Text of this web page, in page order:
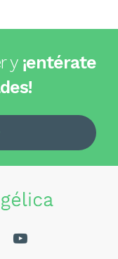
y ¡entérate